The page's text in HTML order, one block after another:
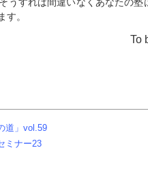
。
To
道」vol.59
ミナー23